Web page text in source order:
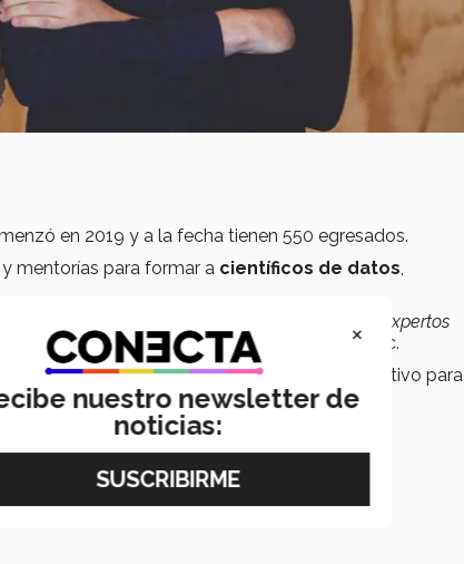
en 2019 y a la fecha tienen 550 egresados.
y mentorías para formar a científicos de datos,
sesiones remotas en vivo y asesorías con expertos
Ingeniería en Innovación y Desarrollo
del Tec.
para crear un portafolio profesional y atractivo para
la ha acrecentado
×
nuestro newsletter de
noticias: